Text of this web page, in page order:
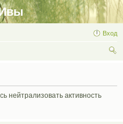
Вход
нейтрализовать активность